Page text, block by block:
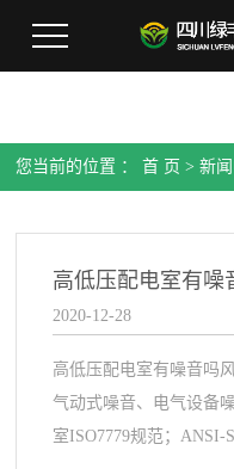
您当前的位置 ：首 页 >新
高低压配电室有噪
2020-12-28
高低压配电室有噪音吗
气动式噪音、电气设备
室ISO7779规范；ANSI-